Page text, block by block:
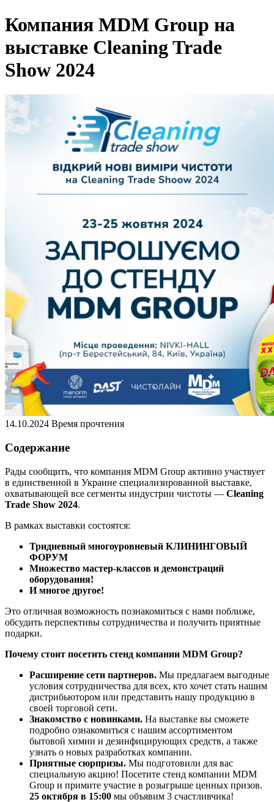
Компания MDM Group на
выставке Cleaning Trade
Show 2024
14.10.2024 Время прочтения
Содержание
Рады сообщить, что компания MDM Group активно участвует
в единственной в Украине специализированной выставке,
охватывающей все сегменты индустрии чистоты — Cleaning
Trade Show 2024.
В рамках выставки состоятся:
Тридневный многоуровневый КЛИНИНГОВЫЙ
ФОРУМ
Множество мастер-классов и демонстраций
оборудования!
И многое другое!
Это отличная возможность познакомиться с нами поближе,
обсудить перспективы сотрудничества и получить приятные
подарки.
Почему стоит посетить стенд компании MDM Group?
Расширение сети партнеров. Мы предлагаем выгодные
условия сотрудничества для всех, кто хочет стать нашим
дистрибьютором или представить нашу продукцию в
своей торговой сети.
Знакомство с новинками. На выставке вы сможете
подробно ознакомиться с нашим ассортиментом
бытовой химии и дезинфицирующих средств, а также
узнать о новых разработках компании.
Приятные сюрпризы. Мы подготовили для вас
специальную акцию! Посетите стенд компании MDM
Group и примите участие в розыгрыше ценных призов.
25 октября в 15:00 мы объявим 3 счастливчика!